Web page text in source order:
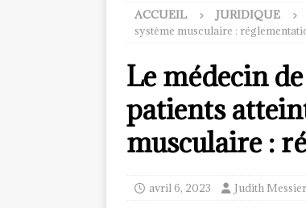
ACCUEIL JURIDIQUE
système musculaire :
Le médecin
patients
musculaire :
avril 6, 2023 Judith Messier